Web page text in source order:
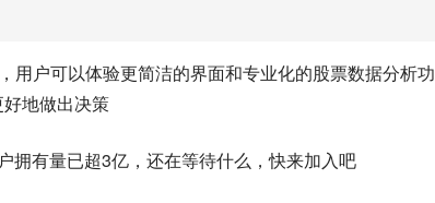
用户可以体验更简洁的界面和专业化的股票数据分析功
地做出决策
拥有量已超3亿，还在等待什么，快来加入吧